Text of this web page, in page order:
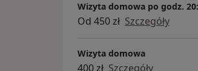
Wizyta domowa po godz.
Od 450 zł Szczegóły
Wizyta domowa
400 zł Szczegóły